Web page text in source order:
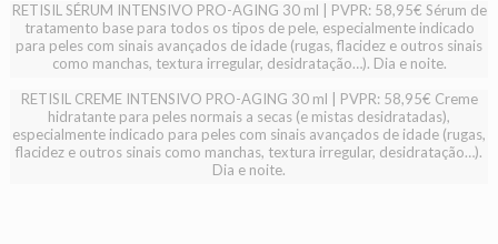
RETISIL SÉRUM INTENSIVO PRO-AGING 30 ml | PVPR: 58,95€ Sérum de
tratamento base para todos os tipos de pele, especialmente indicado
para peles com sinais avançados de idade (rugas, flacidez e outros sinais
como manchas, textura irregular, desidratação…). Dia e noite.
RETISIL CREME INTENSIVO PRO-AGING 30 ml | PVPR: 58,95€ Creme
hidratante para peles normais a secas (e mistas desidratadas),
especialmente indicado para peles com sinais avançados de idade (rugas,
flacidez e outros sinais como manchas, textura irregular, desidratação…).
Dia e noite.